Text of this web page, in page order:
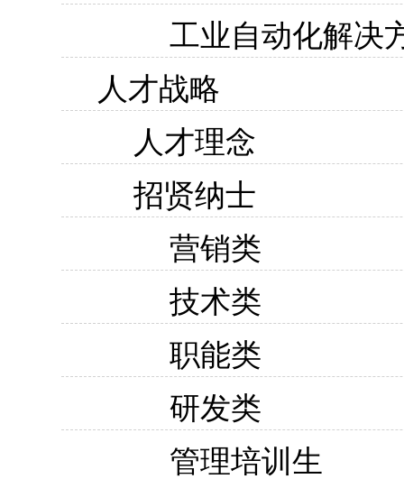
工业自动化解决
人才战略
人才理念
招贤纳士
营销类
技术类
职能类
研发类
管理培训生